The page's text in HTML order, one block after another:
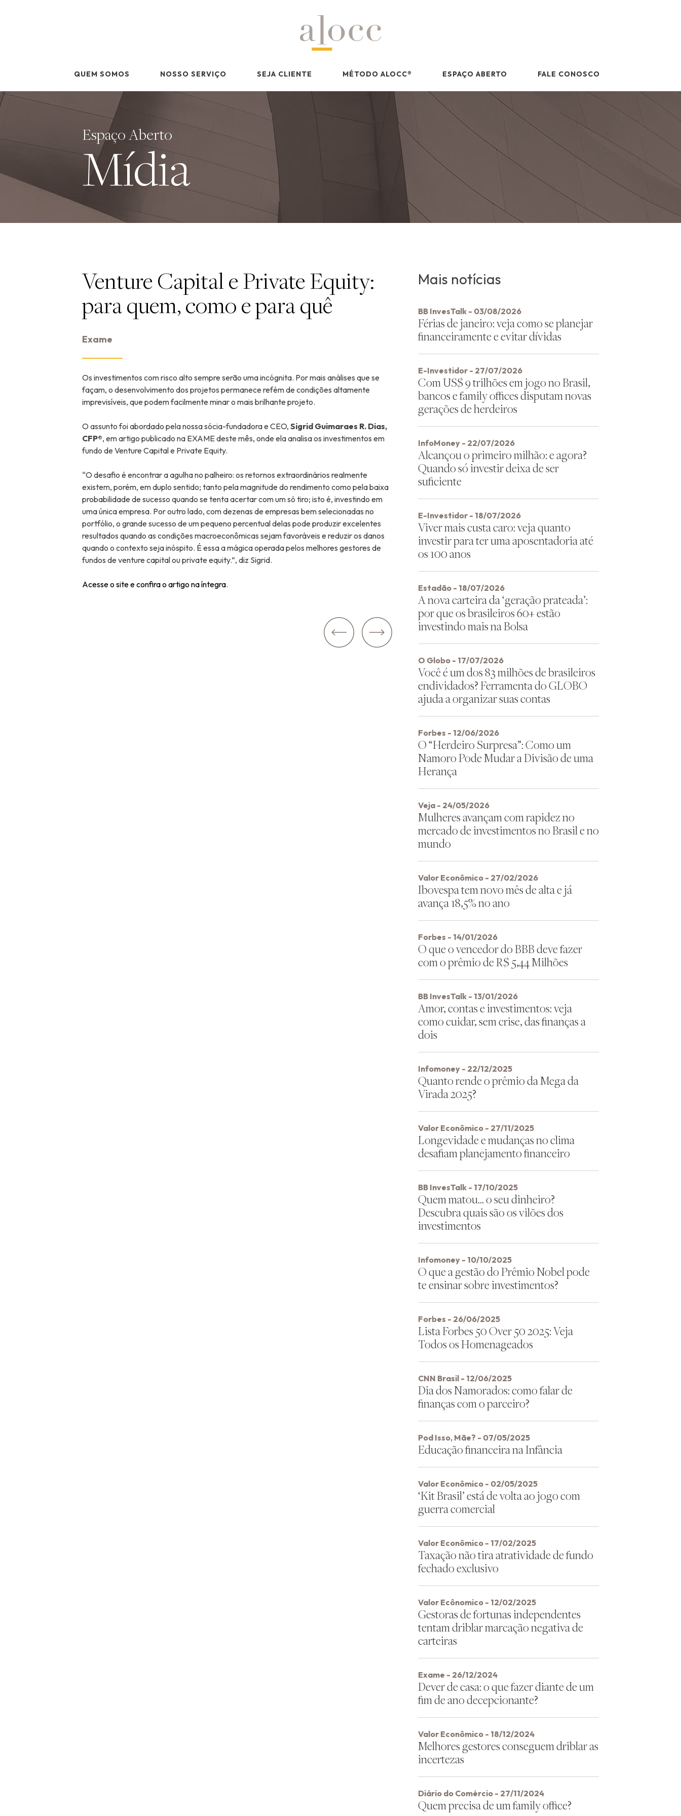
QUEM SOMOS NOSSO SERVIÇO SEJA CLIENTE MÉTODO ALOCC® ESPAÇO ABERTO FALE CONOSCO
Espaço Aberto
Mídia
Venture Capital e Private Equity:
para quem, como e para quê
Exame
Os investimentos com risco alto sempre serão uma incógnita. Por mais análises que se
façam, o desenvolvimento dos projetos permanece refém de condições altamente
imprevisíveis, que podem facilmente minar o mais brilhante projeto.
O assunto foi abordado pela nossa sócia-fundadora e CEO, Sigrid Guimaraes R. Dias,
CFP®, em artigo publicado na EXAME deste mês, onde ela analisa os investimentos em
fundo de Venture Capital e Private Equity.
“O desafio é encontrar a agulha no palheiro: os retornos extraordinários realmente
existem, porém, em duplo sentido; tanto pela magnitude do rendimento como pela baixa
probabilidade de sucesso quando se tenta acertar com um só tiro; isto é, investindo em
uma única empresa. Por outro lado, com dezenas de empresas bem selecionadas no
portfólio, o grande sucesso de um pequeno percentual delas pode produzir excelentes
resultados quando as condições macroeconômicas sejam favoráveis e reduzir os danos
quando o contexto seja inóspito. É essa a mágica operada pelos melhores gestores de
fundos de venture capital ou private equity.”, diz Sigrid.
Acesse o site e confira o artigo na íntegra.
Anterior:
Mais notícias
BB InvesTalk - 03/08/2026
Férias de janeiro: veja como se planejar
financeiramente e evitar dívidas
E-Investidor - 27/07/2026
Com US$ 9 trilhões em jogo no Brasil,
bancos e family offices disputam novas
gerações de herdeiros
InfoMoney - 22/07/2026
Alcançou o primeiro milhão: e agora?
Quando só investir deixa de ser
suficiente
E-Investidor - 18/07/2026
Viver mais custa caro: veja quanto
investir para ter uma aposentadoria até
os 100 anos
Estadão - 18/07/2026
A nova carteira da ‘geração prateada’:
por que os brasileiros 60+ estão
investindo mais na Bolsa
O Globo - 17/07/2026
Você é um dos 83 milhões de brasileiros
endividados? Ferramenta do GLOBO
ajuda a organizar suas contas
Forbes - 12/06/2026
O “Herdeiro Surpresa”: Como um
Namoro Pode Mudar a Divisão de uma
Herança
Veja - 24/05/2026
Mulheres avançam com rapidez no
mercado de investimentos no Brasil e no
mundo
Valor Econômico - 27/02/2026
Ibovespa tem novo mês de alta e já
avança 18,5% no ano
Forbes - 14/01/2026
O que o vencedor do BBB deve fazer
com o prêmio de R$ 5,44 Milhões
BB InvesTalk - 13/01/2026
Amor, contas e investimentos: veja
como cuidar, sem crise, das finanças a
dois
Infomoney - 22/12/2025
Quanto rende o prêmio da Mega da
Virada 2025?
Valor Econômico - 27/11/2025
Longevidade e mudanças no clima
desafiam planejamento financeiro
BB InvesTalk - 17/10/2025
Quem matou… o seu dinheiro?
Descubra quais são os vilões dos
investimentos
Infomoney - 10/10/2025
O que a gestão do Prêmio Nobel pode
te ensinar sobre investimentos?
Forbes - 26/06/2025
Lista Forbes 50 Over 50 2025: Veja
Todos os Homenageados
CNN Brasil - 12/06/2025
Dia dos Namorados: como falar de
finanças com o parceiro?
Pod Isso, Mãe? - 07/05/2025
Educação financeira na Infância
Valor Econômico - 02/05/2025
‘Kit Brasil’ está de volta ao jogo com
guerra comercial
Valor Econômico - 17/02/2025
Taxação não tira atratividade de fundo
fechado exclusivo
Valor Ecônomico - 12/02/2025
Gestoras de fortunas independentes
tentam driblar marcação negativa de
carteiras
Exame - 26/12/2024
Dever de casa: o que fazer diante de um
fim de ano decepcionante?
Valor Econômico - 18/12/2024
Melhores gestores conseguem driblar as
incertezas
Diário do Comércio - 27/11/2024
Quem precisa de um family office?